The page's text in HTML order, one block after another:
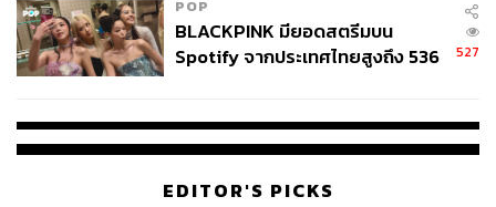
POP
BLACKPINK มียอดสตรีมบน
Spotify จากประเทศไทยสูงถึง 536
527
EDITOR'S PICKS